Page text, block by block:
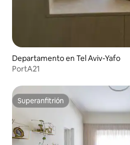
Departamento en Tel Aviv-Yafo
PortA21
Superanfitrión
Superanfitrión